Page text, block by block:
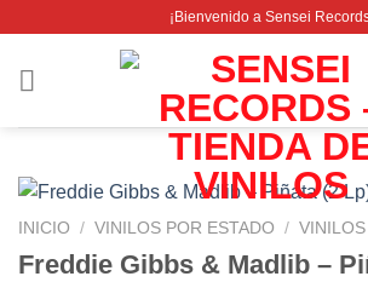
contenido
¡Bienvenido a Sensei
INICIO / VINILOS POR ESTADO /
Freddie Gibbs & Madlib –